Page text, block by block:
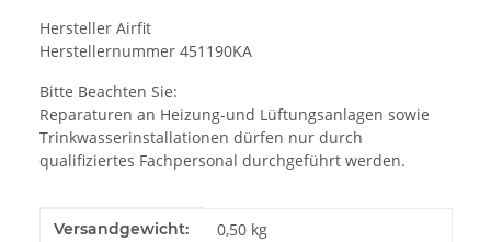
Hersteller Airfit
Herstellernummer 451190KA
Bitte Beachten Sie:
Reparaturen an Heizung-und Lüftungsanlagen sowie
Trinkwasserinstallationen dürfen nur durch
qualifiziertes Fachpersonal durchgeführt werden.
Produkteigenschaft
Wert
Versandgewicht: 0,50 kg